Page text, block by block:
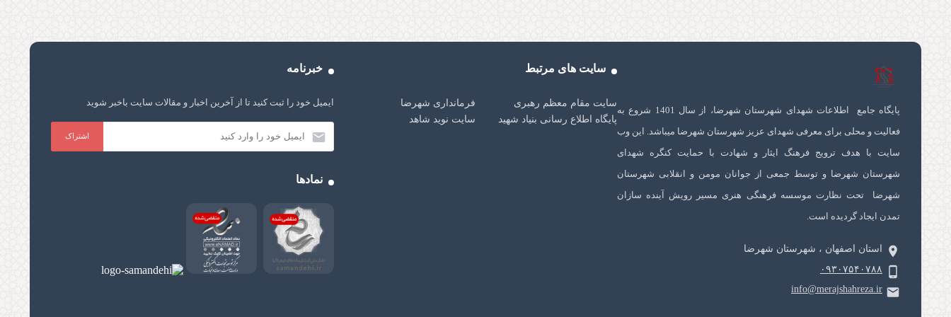
پایگاه جامع اطلاعات شهدای شهرستان شهرضا، از سال 1401 شروع به
فعالیت و محلی برای معرفی شهدای عزیز شهرستان شهرضا میباشد. این وب
سایت با هدف ترویج فرهنگ ایثار و شهادت با حمایت کنگره شهدای
شهرستان شهرضا و توسط جمعی از جوانان مومن و انقلابی شهرستان
شهرضا تحت نظارت موسسه فرهنگی هنری مسیر رویش آینده سازان
تمدن ایجاد گردیده است.
استان اصفهان ، شهرستان شهرضا
۰۹۳۰۷۵۴۰۷۸۸
info@merajshahreza.ir
سایت های مرتبط
سایت مقام معظم رهبری
فرمانداری شهرضا
پایگاه اطلاع رسانی بنیاد شهید
سایت نوید شاهد
خبرنامه
ایمیل خود را ثبت کنید تا از آخرین اخبار و مقالات سایت باخبر شوید
نمادها